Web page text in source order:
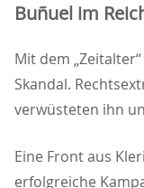
Buñuel im
Mit dem
Skandal.
verwüsteten ihn
Eine Front aus
erfolgreiche